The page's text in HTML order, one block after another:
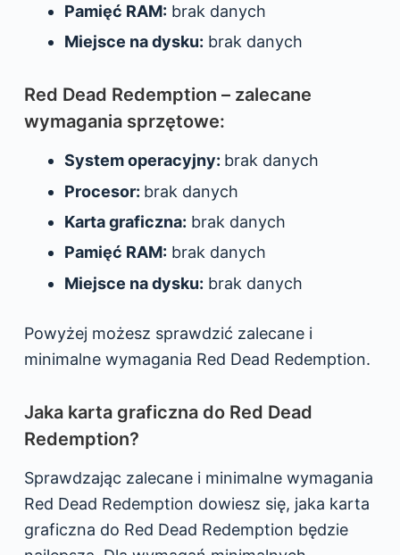
Pamięć RAM: brak danych
Miejsce na dysku: brak danych
Red Dead Redemption – zalecane
wymagania sprzętowe:
System operacyjny: brak danych
Procesor: brak danych
Karta graficzna: brak danych
Pamięć RAM: brak danych
Miejsce na dysku: brak danych
Powyżej możesz sprawdzić zalecane i
minimalne wymagania Red Dead Redemption.
Jaka karta graficzna do Red Dead
Redemption?
Sprawdzając zalecane i minimalne wymagania
Red Dead Redemption dowiesz się, jaka karta
graficzna do Red Dead Redemption będzie